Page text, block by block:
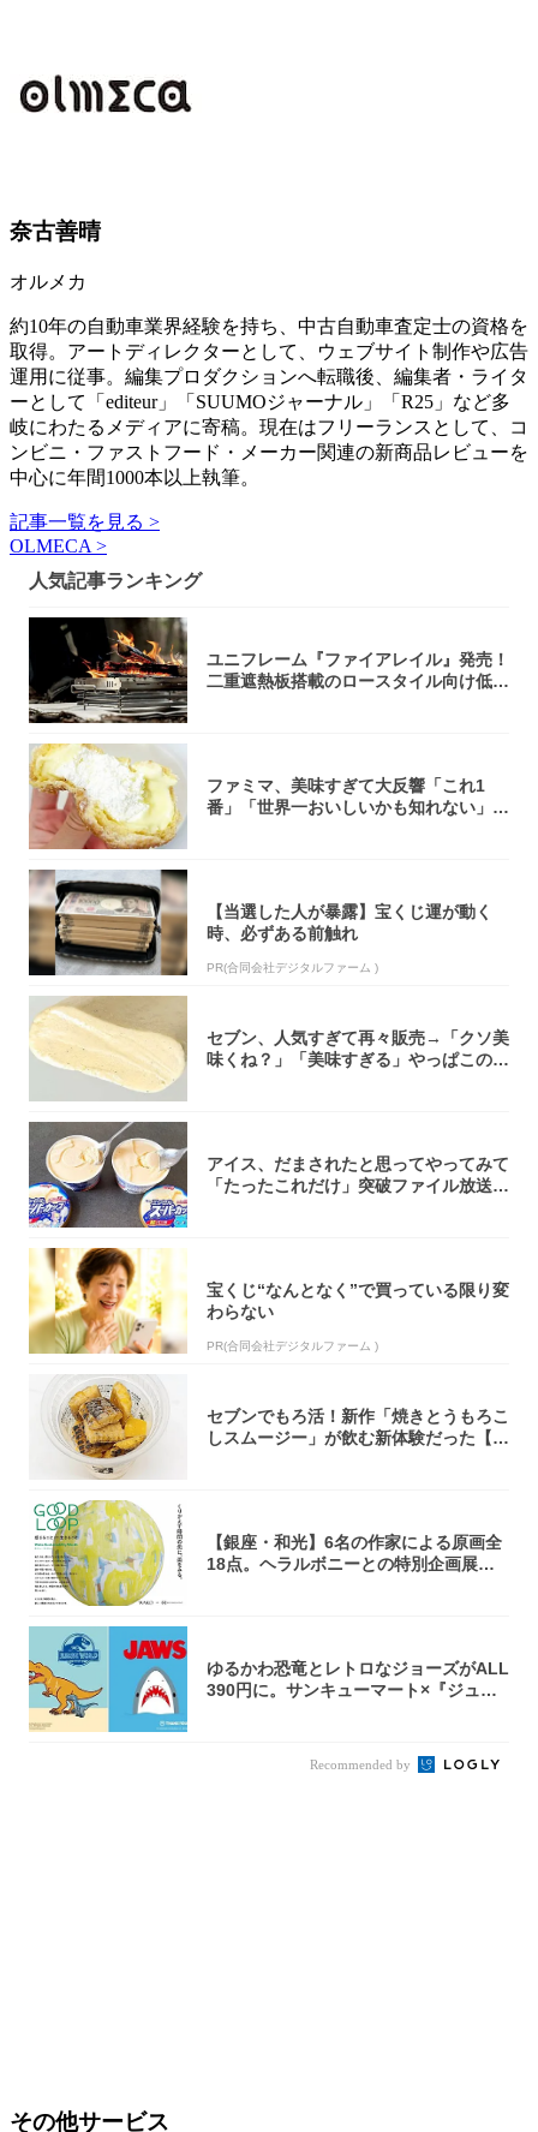
奈古善晴
オルメカ
約10年の自動車業界経験を持ち、中古自動車査定士の資格を
取得。アートディレクターとして、ウェブサイト制作や広告
運用に従事。編集プロダクションへ転職後、編集者・ライタ
ーとして「editeur」「SUUMOジャーナル」「R25」など多
岐にわたるメディアに寄稿。現在はフリーランスとして、コ
ンビニ・ファストフード・メーカー関連の新商品レビューを
中心に年間1000本以上執筆。
記事一覧を見る >
OLMECA >
人気記事ランキング
ユニフレーム『ファイアレイル』発売！
二重遮熱板搭載のロースタイル向け低型
ファミマ、美味すぎて大反響「これ1
番」「世界一おいしいかも知れない」
【当選した人が暴露】宝くじ運が動く
時、必ずある前触れ
PR(合同会社デジタルファーム )
セブン、人気すぎて再々販売→「クソ美
味くね？」「美味すぎる」やっぱこのク
アイス、だまされたと思ってやってみて
「たったこれだけ」突破ファイル放送で
宝くじ“なんとなく”で買っている限り変
わらない
PR(合同会社デジタルファーム )
セブンでもろ活！新作「焼きとうもろこ
しスムージー」が飲む新体験だった【東
【銀座・和光】6名の作家による原画全
18点。ヘラルボニーとの特別企画展「G
ゆるかわ恐竜とレトロなジョーズがALL
390円に。サンキューマート×『ジュラ
Recommended by
その他サービス